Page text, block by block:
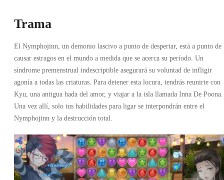
Trama
El Nymphojinn, un demonio lascivo a punto de despertar, está a punto de
causar estragos en el mundo a medida que se acerca su período. Un
síndrome premenstrual indescriptible asegurará su voluntad de infligir
agonía a todas las criaturas. Para detener esta locura, tendrás reunirte con
Kyu, una antigua hada del amor, y viajar a la isla llamada Inna De Poona.
Una vez allí, solo tus habilidades para ligar se interpondrán entre el
Nymphojinn y la destrucción total.